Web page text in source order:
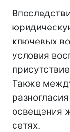
ключевых
условия
Также
освещения
сетях.